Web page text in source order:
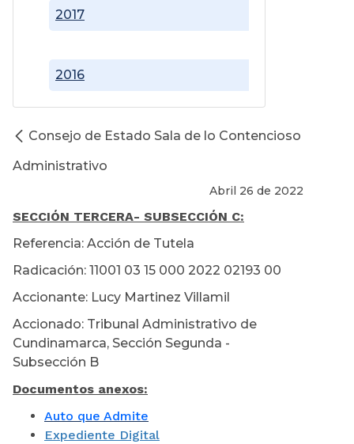
2016
2017
Consejo de Estado Sala de lo Contencioso
Administrativo
Abril 26 de 2022
SECCIÓN TERCERA- SUBSECCIÓN C:
Referencia: Acción de Tutela
Radicación: 11001 03 15 000 2022 02193 00
Accionante: Lucy Martinez Villamil
Accionado: Tribunal Administrativo de
Cundinamarca, Sección Segunda -
Subsección B
Documentos anexos:
Auto que Admite
Expediente Digital